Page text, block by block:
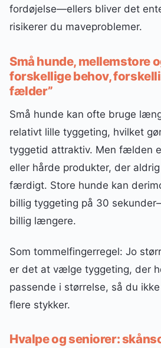
fordøjelse—ellers bliver det
risikerer du maveproblemer.
Små hunde, mellemstore
forskellige behov,
fælder”
Små hunde kan ofte bruge
relativt lille tyggeting, hvilket
tyggetid attraktiv. Men fælden
eller hårde produkter, der
færdigt. Store hunde kan
billig tyggeting på 30
billig længere.
Som tommelfingerregel: Jo
er det at vælge tyggeting, der
passende i størrelse, så du
flere stykker.
Hvalpe og seniorer: